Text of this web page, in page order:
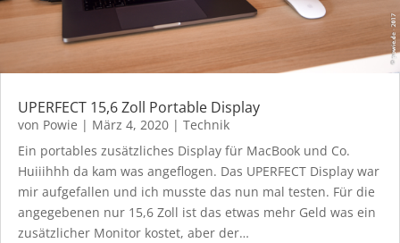
UPERFECT 15,6 Zoll Portable Display
von Powie | März 4, 2020 | Technik
Ein portables zusätzliches Display für MacBook und Co.
Huiiihhh da kam was angeflogen. Das UPERFECT Display war
mir aufgefallen und ich musste das nun mal testen. Für die
angegebenen nur 15,6 Zoll ist das etwas mehr Geld was ein
zusätzlicher Monitor kostet, aber der…